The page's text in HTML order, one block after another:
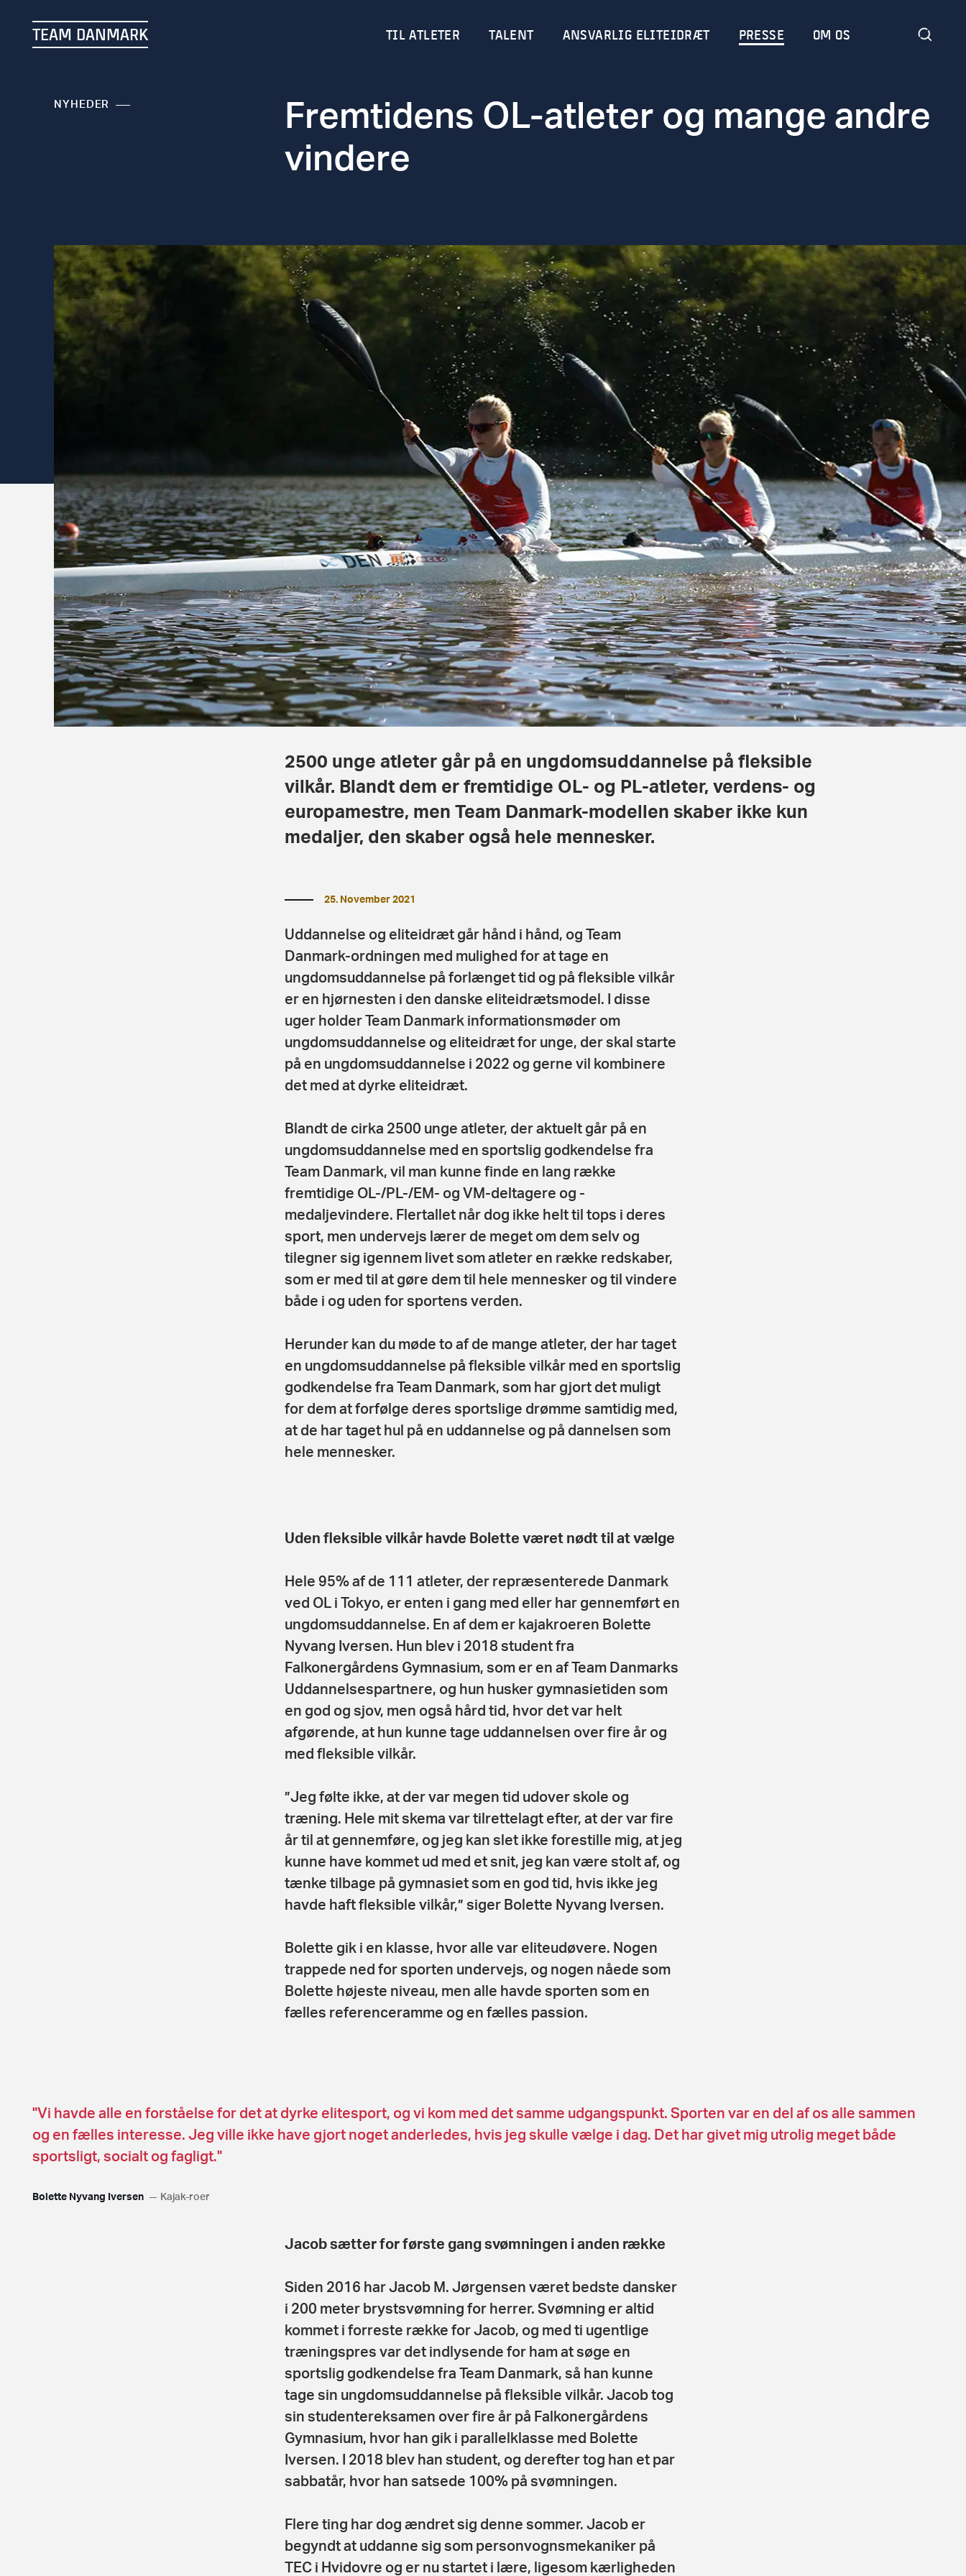
TEAM DANMARK TIL ATLETER TALENT ANSVARLIG ELITEIDRÆT PRESSE OM OS
NYHEDER
Fremtidens OL-atleter og mange andre
vindere
2500 unge atleter går på en ungdomsuddannelse på fleksible
vilkår. Blandt dem er fremtidige OL- og PL-atleter, verdens- og
europamestre, men Team Danmark-modellen skaber ikke kun
medaljer, den skaber også hele mennesker.
25. November 2021
Uddannelse og eliteidræt går hånd i hånd, og Team
Danmark-ordningen med mulighed for at tage en
ungdomsuddannelse på forlænget tid og på fleksible vilkår
er en hjørnesten i den danske eliteidrætsmodel. I disse
uger holder Team Danmark informationsmøder om
ungdomsuddannelse og eliteidræt for unge, der skal starte
på en ungdomsuddannelse i 2022 og gerne vil kombinere
det med at dyrke eliteidræt.
Blandt de cirka 2500 unge atleter, der aktuelt går på en
ungdomsuddannelse med en sportslig godkendelse fra
Team Danmark, vil man kunne finde en lang række
fremtidige OL-/PL-/EM- og VM-deltagere og -
medaljevindere. Flertallet når dog ikke helt til tops i deres
sport, men undervejs lærer de meget om dem selv og
tilegner sig igennem livet som atleter en række redskaber,
som er med til at gøre dem til hele mennesker og til vindere
både i og uden for sportens verden.
Herunder kan du møde to af de mange atleter, der har taget
en ungdomsuddannelse på fleksible vilkår med en sportslig
godkendelse fra Team Danmark, som har gjort det muligt
for dem at forfølge deres sportslige drømme samtidig med,
at de har taget hul på en uddannelse og på dannelsen som
hele mennesker.
Uden fleksible vilkår havde Bolette været nødt til at vælge
Hele 95% af de 111 atleter, der repræsenterede Danmark
ved OL i Tokyo, er enten i gang med eller har gennemført en
ungdomsuddannelse. En af dem er kajakroeren Bolette
Nyvang Iversen. Hun blev i 2018 student fra
Falkonergårdens Gymnasium, som er en af Team Danmarks
Uddannelsespartnere, og hun husker gymnasietiden som
en god og sjov, men også hård tid, hvor det var helt
afgørende, at hun kunne tage uddannelsen over fire år og
med fleksible vilkår.
”Jeg følte ikke, at der var megen tid udover skole og
træning. Hele mit skema var tilrettelagt efter, at der var fire
år til at gennemføre, og jeg kan slet ikke forestille mig, at jeg
kunne have kommet ud med et snit, jeg kan være stolt af, og
tænke tilbage på gymnasiet som en god tid, hvis ikke jeg
havde haft fleksible vilkår,” siger Bolette Nyvang Iversen.
Bolette gik i en klasse, hvor alle var eliteudøvere. Nogen
trappede ned for sporten undervejs, og nogen nåede som
Bolette højeste niveau, men alle havde sporten som en
fælles referenceramme og en fælles passion.
"Vi havde alle en forståelse for det at dyrke elitesport, og vi kom med det samme udgangspunkt. Sporten var en del af os alle sammen
og en fælles interesse. Jeg ville ikke have gjort noget anderledes, hvis jeg skulle vælge i dag. Det har givet mig utrolig meget både
sportsligt, socialt og fagligt."
Bolette Nyvang Iversen Kajak-roer
Jacob sætter for første gang svømningen i anden række
Siden 2016 har Jacob M. Jørgensen været bedste dansker
i 200 meter brystsvømning for herrer. Svømning er altid
kommet i forreste række for Jacob, og med ti ugentlige
træningspres var det indlysende for ham at søge en
sportslig godkendelse fra Team Danmark, så han kunne
tage sin ungdomsuddannelse på fleksible vilkår. Jacob tog
sin studentereksamen over fire år på Falkonergårdens
Gymnasium, hvor han gik i parallelklasse med Bolette
Iversen. I 2018 blev han student, og derefter tog han et par
sabbatår, hvor han satsede 100% på svømningen.
Flere ting har dog ændret sig denne sommer. Jacob er
begyndt at uddanne sig som personvognsmekaniker på
TEC i Hvidovre og er nu startet i lære, ligesom kærligheden